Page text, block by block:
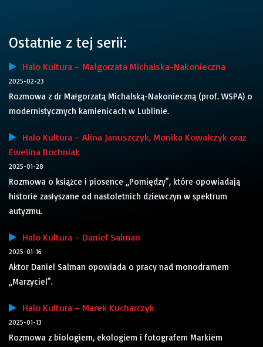
Ostatnie z tej serii:
Halo Kultura – Małgorzata Michalska-Nakonieczna
2025-02-23
Rozmowa z dr Małgorzatą Michalską-Nakonieczną (prof. WSPA) o
modernistycznych kamienicach w Lublinie.
Halo Kultura – Alina Januszczyk, Monika Kowalczyk oraz
Ewelina Bochniak
2025-01-28
Rozmowa o książce i piosence „Pomiędzy”, które opowiadają
historie zasłyszane od nastoletnich dziewczyn w spektrum
autyzmu.
Halo Kultura – Daniel Salman
2025-01-16
Aktor Daniel Salman opowiada o pracy nad monodramem
„Marzyciel”.
Halo Kultura – Marek Kucharczyk
2025-01-13
Rozmowa z biologiem, ekologiem i fotografem Markiem